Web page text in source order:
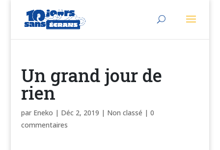
Un grand jour de
rien
par Eneko | Déc 2, 2019 | Non classé | 0
commentaires